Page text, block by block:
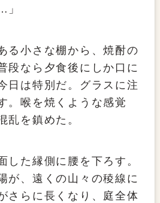
」
る小さな棚から、焼酎の
段なら夕食後にしか口に
日は特別だ。グラスに注
。喉を焼くような感覚
乱を鎮めた。
した縁側に腰を下ろす。
が、遠くの山々の稜線に
さらに長くなり、庭全体